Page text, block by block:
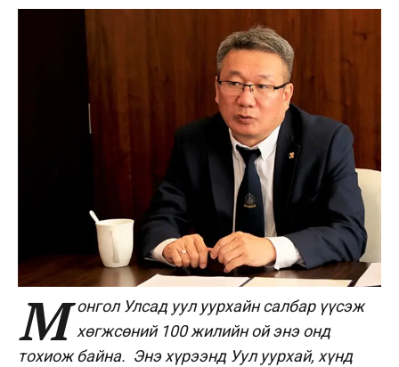
М онгол Улсад уул уурхайн салбар үүсэж
хөгжсөний 100 жилийн ой энэ онд
тохиож байна. Энэ хүрээнд Уул уурхай, хүнд